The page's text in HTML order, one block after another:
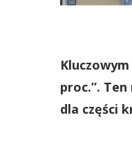
proc.”.
dla części